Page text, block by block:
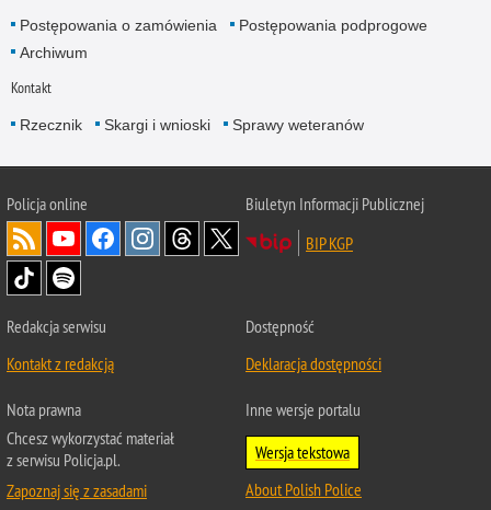
Postępowania o zamówienia
Postępowania podprogowe
Archiwum
Kontakt
Rzecznik Skargi i wnioski Sprawy weteranów
Policjaonline
Biuletyn Informacji Publicznej
BIP KGP
Redakcja serwisu
Kontakt z redakcją
Dostępność
Deklaracja dostępności
Nota prawna
Chcesz wykorzystać materiał
z serwisu Policja.pl.
Zapoznaj się z zasadami
Inne wersje portalu
Wersja tekstowa
About Polish Police